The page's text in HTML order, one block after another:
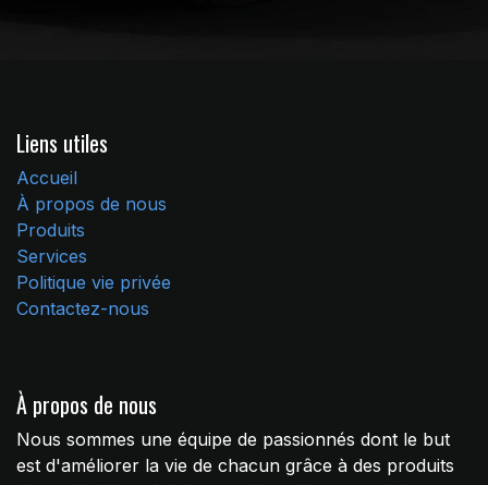
Liens utiles
Accueil
À propos de nous
Produits
Services
Politique vie privée
Contactez-nous
À propos de nous
Nous sommes une équipe de passionnés dont le but
est d'améliorer la vie de chacun grâce à des produits